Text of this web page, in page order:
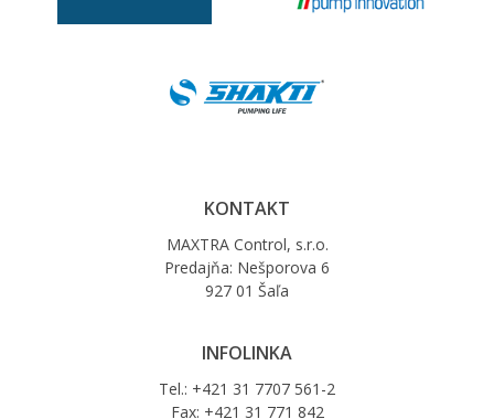
KONTAKT
MAXTRA Control, s.r.o.
Predajňa: Nešporova 6
927 01 Šaľa
INFOLINKA
Tel.: +421 31 7707 561-2
Fax: +421 31 771 842